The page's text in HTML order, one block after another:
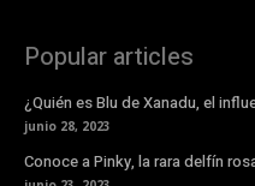
Popular articles
¿Quién es Blu de Xanadu, el
junio 28, 2023
Conoce a Pinky, la rara delfín